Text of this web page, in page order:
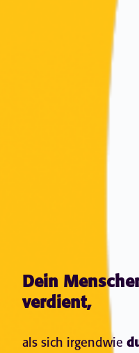
Dein
verdient,
als sich irgendwie